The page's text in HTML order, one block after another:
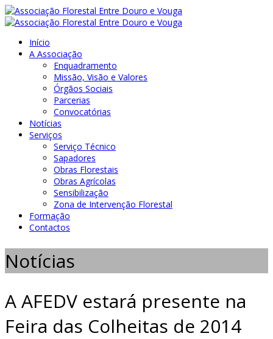
Início
A Associação
Enquadramento
Missão, Visão e Valores
Órgãos Sociais
Parcerias
Convocatórias
Notícias
Serviços
Serviço Técnico
Sapadores
Obras Florestais
Obras Agrícolas
Sensibilização
Zona de Intervenção Florestal
Formação
Contactos
Notícias
A AFEDV estará presente na
Feira das Colheitas de 2014